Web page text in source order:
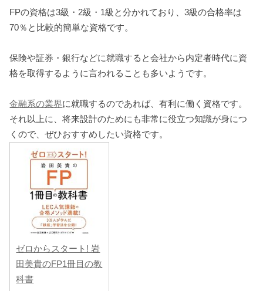
FPの資格は3級・2級・1級と分かれており、3級の合格率は
70％と比較的簡単な資格です。
保険や証券・銀行などに就職すると会社から内定者時代に資
格を取得するように言われることも多いようです。
金融系の業界に就職するのであれば、有利に働く資格です。
それ以上に、将来設計のためにも非常に役立つ知識が身につ
くので、ぜひおすすめしたい資格です。
ゼロからスタート! 岩
田美貴のFP1冊目の教
科書